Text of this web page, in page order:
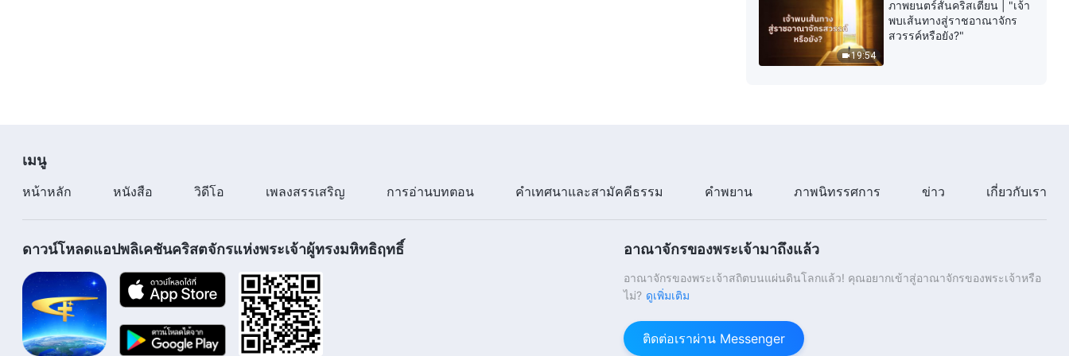
19:54
ภาพยนตร์สั้นคริสเตียน | "เจ้า
พบเส้นทางสู่ราชอาณาจักร
สวรรค์หรือยัง?"
เมนู
หน้าหลัก หนังสือ วิดีโอ เพลงสรรเสริญ การอ่านบทตอน คำเทศนาและสามัคคีธรรม คำพยาน ภาพนิทรรศการ ข่าว เกี่ยวกับเรา
ดาวน์โหลดแอปพลิเคชันคริสตจักรแห่งพระเจ้าผู้ทรงมหิทธิฤทธิ์ อาณาจักรของพระเจ้ามาถึงแล้ว
อาณาจักรของพระเจ้าสถิตบนแผ่นดินโลกแล้ว! คุณอยากเข้าสู่อาณาจักรของพระเจ้าหรือ
ไม่? ดูเพิ่มเติม
ติดต่อเราผ่าน Messenger